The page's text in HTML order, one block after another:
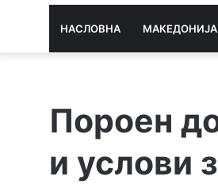
НАСЛОВНА МАКЕДОНИЈА
Пороен
и услови